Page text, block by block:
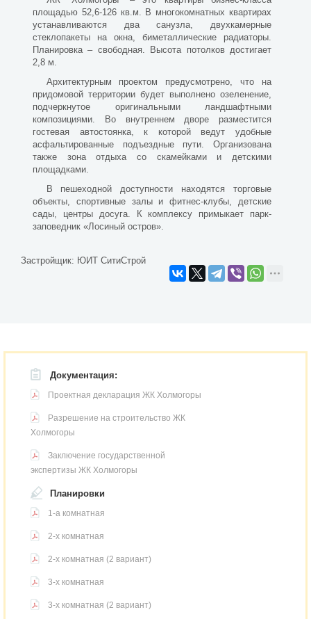
площадью 52,6-126 кв.м. В многокомнатных квартирах
устанавливаются два санузла, двухкамерные
стеклопакеты на окна, биметаллические радиаторы.
Планировка – свободная. Высота потолков достигает
2,8 м.
Архитектурным проектом предусмотрено, что на
придомовой территории будет выполнено озеленение,
подчеркнутое оригинальными ландшафтными
композициями. Во внутреннем дворе разместится
гостевая автостоянка, к которой ведут удобные
асфальтированные подъездные пути. Организована
также зона отдыха со скамейками и детскими
площадками.
В пешеходной доступности находятся торговые
объекты, спортивные залы и фитнес-клубы, детские
сады, центры досуга. К комплексу примыкает парк-
заповедник «Лосиный остров».
Застройщик: ЮИТ СитиСтрой
Документация:
Проектная декларация ЖК Холмогоры
Разрешение на строительство ЖК
Холмогоры
Заключение государственной
экспертизы ЖК Холмогоры
Планировки
1-а комнатная
2-х комнатная
2-х комнатная (2 вариант)
3-х комнатная
3-х комнатная (2 вариант)